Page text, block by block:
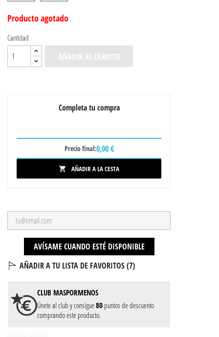
Producto agotado
Cantidad
AÑADIR AL CARRITO
Completa tu compra
Precio final:0,00 €
 AÑADIR A LA CESTA
AVÍSAME CUANDO ESTÉ DISPONIBLE
AÑADIR A TU LISTA DE FAVORITOS (7)
CLUB MASPORMENOS
Únete al club y consigue80 puntos de descuento
comprando este producto.